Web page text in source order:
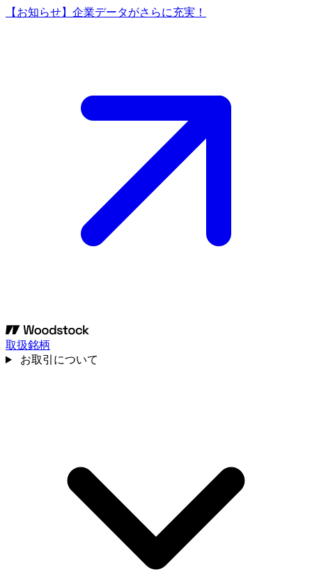
【お知らせ】企業データがさらに充実！
取扱銘柄
お取引について